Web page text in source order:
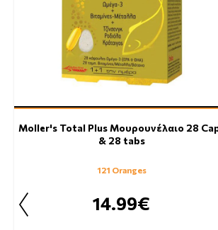
Moller's Total Plus Μουρουνέλαιο 28
& 28 tabs
121 Oranges
14.99€